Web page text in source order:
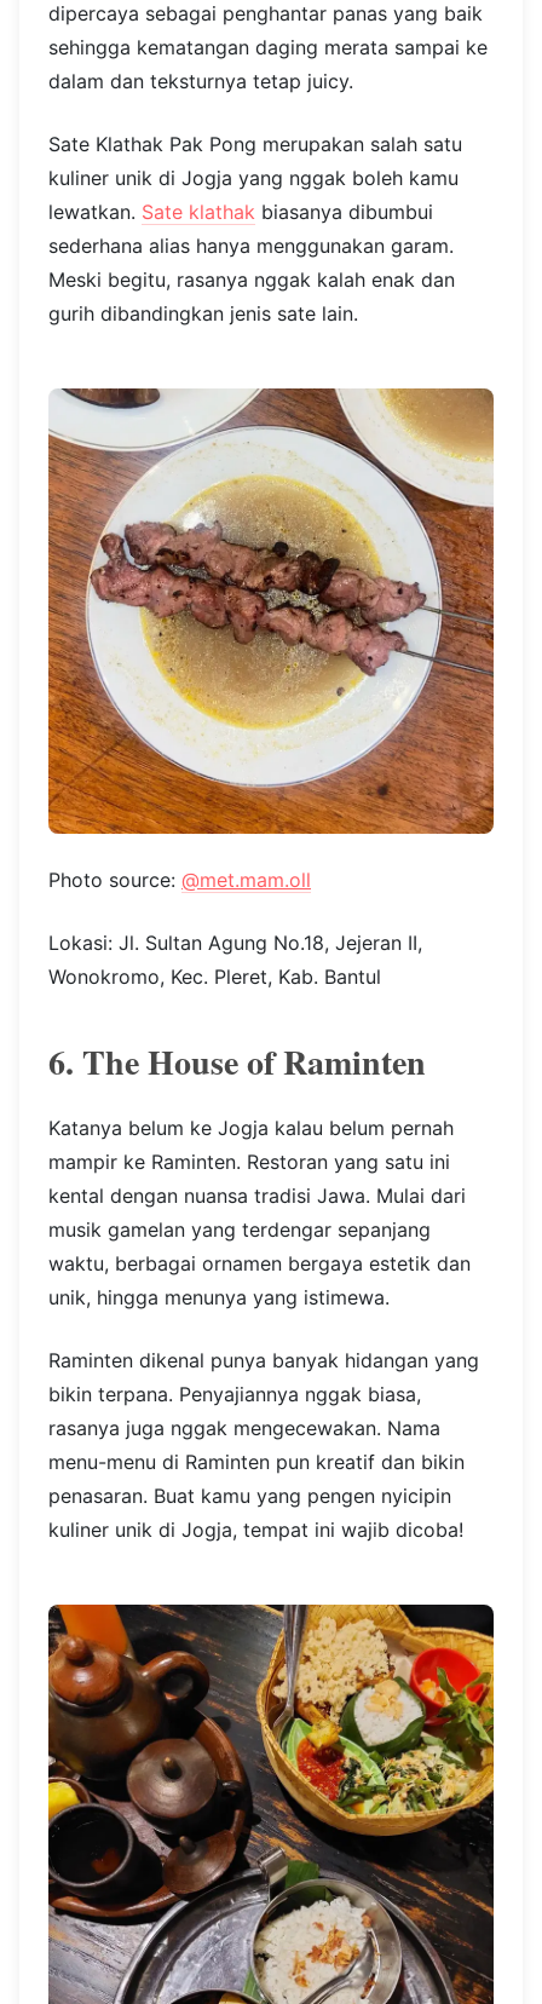
dipercaya sebagai penghantar panas yang baik
sehingga kematangan daging merata sampai ke
dalam dan teksturnya tetap juicy.
Sate Klathak Pak Pong merupakan salah satu
kuliner unik di Jogja yang nggak boleh kamu
lewatkan. Sate klathak biasanya dibumbui
sederhana alias hanya menggunakan garam.
Meski begitu, rasanya nggak kalah enak dan
gurih dibandingkan jenis sate lain.
Photo source: @met.mam.oll
Lokasi: Jl. Sultan Agung No.18, Jejeran II,
Wonokromo, Kec. Pleret, Kab. Bantul
6. The House of Raminten
Katanya belum ke Jogja kalau belum pernah
mampir ke Raminten. Restoran yang satu ini
kental dengan nuansa tradisi Jawa. Mulai dari
musik gamelan yang terdengar sepanjang
waktu, berbagai ornamen bergaya estetik dan
unik, hingga menunya yang istimewa.
Raminten dikenal punya banyak hidangan yang
bikin terpana. Penyajiannya nggak biasa,
rasanya juga nggak mengecewakan. Nama
menu-menu di Raminten pun kreatif dan bikin
penasaran. Buat kamu yang pengen nyicipin
kuliner unik di Jogja, tempat ini wajib dicoba!